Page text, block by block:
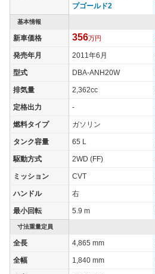
(後)
燃費
WLTCモード -
WLTCモード(市
-
外)
-
WLTCモード(高
速道路)
JC08モード -
1015モード 9.5km/L
60km定地 -
装備オプション 装備詳細を見る
プゴールド2
基本情報
新車価格 356万円
発売年月 2011年6月
型式 DBA-ANH20W
排気量 2,362cc
定格出力 -
燃料タイプ ガソリン
タンク容量 65 L
駆動方式 2WD (FF)
ミッション CVT
ハンドル 右
最小回転 5.9 m
寸法重量定員
全長 4,865 mm
全幅 1,840 mm